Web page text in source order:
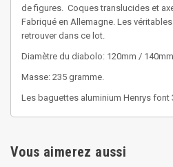
de figures. Coques translucides et
Fabriqué en Allemagne. Les
retrouver dans ce lot.
Diamètre du diabolo: 120mm /
Masse: 235 gramme.
Les baguettes aluminium Henrys
Vous aimerez aussi